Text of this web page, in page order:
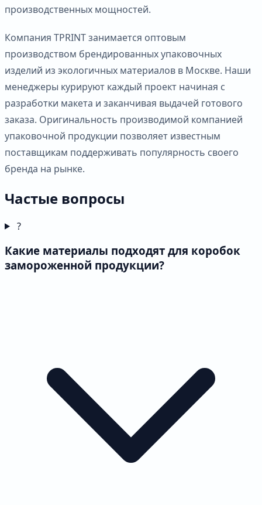
производственных мощностей.
Компания TPRINT занимается оптовым
производством брендированных упаковочных
изделий из экологичных материалов в Москве. Наши
менеджеры курируют каждый проект начиная с
разработки макета и заканчивая выдачей готового
заказа. Оригинальность производимой компанией
упаковочной продукции позволяет известным
поставщикам поддерживать популярность своего
бренда на рынке.
Частые вопросы
?
Какие материалы подходят для коробок
замороженной продукции?